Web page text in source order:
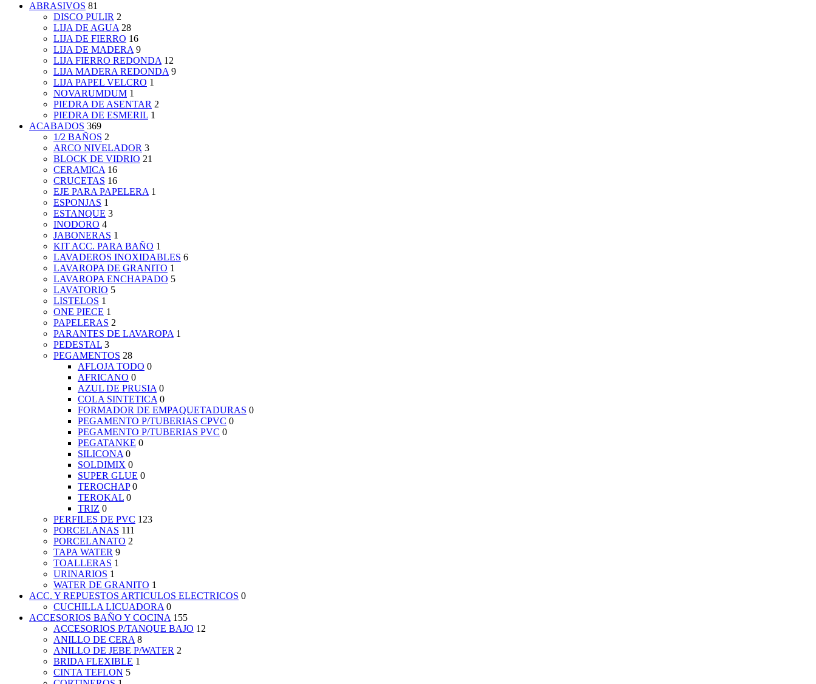
ABRASIVOS 81
DISCO PULIR 2
LIJA DE AGUA 28
LIJA DE FIERRO 16
LIJA DE MADERA 9
LIJA FIERRO REDONDA 12
LIJA MADERA REDONDA 9
LIJA PAPEL VELCRO 1
NOVARUMDUM 1
PIEDRA DE ASENTAR 2
PIEDRA DE ESMERIL 1
ACABADOS 369
1/2 BAÑOS 2
ARCO NIVELADOR 3
BLOCK DE VIDRIO 21
CERAMICA 16
CRUCETAS 16
EJE PARA PAPELERA 1
ESPONJAS 1
ESTANQUE 3
INODORO 4
JABONERAS 1
KIT ACC. PARA BAÑO 1
LAVADEROS INOXIDABLES 6
LAVAROPA DE GRANITO 1
LAVAROPA ENCHAPADO 5
LAVATORIO 5
LISTELOS 1
ONE PIECE 1
PAPELERAS 2
PARANTES DE LAVAROPA 1
PEDESTAL 3
PEGAMENTOS 28
AFLOJA TODO 0
AFRICANO 0
AZUL DE PRUSIA 0
COLA SINTETICA 0
FORMADOR DE EMPAQUETADURAS 0
PEGAMENTO P/TUBERIAS CPVC 0
PEGAMENTO P/TUBERIAS PVC 0
PEGATANKE 0
SILICONA 0
SOLDIMIX 0
SUPER GLUE 0
TEROCHAP 0
TEROKAL 0
TRIZ 0
PERFILES DE PVC 123
PORCELANAS 111
PORCELANATO 2
TAPA WATER 9
TOALLERAS 1
URINARIOS 1
WATER DE GRANITO 1
ACC. Y REPUESTOS ARTICULOS ELECTRICOS 0
CUCHILLA LICUADORA 0
ACCESORIOS BAÑO Y COCINA 155
ACCESORIOS P/TANQUE BAJO 12
ANILLO DE CERA 8
ANILLO DE JEBE P/WATER 2
BRIDA FLEXIBLE 1
CINTA TEFLON 5